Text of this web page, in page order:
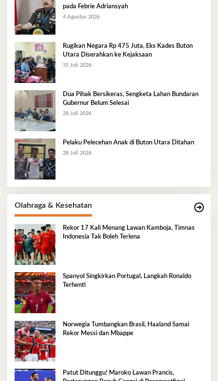
pada Febrie Adriansyah
4 Agustus 2026
Rugikan Negara Rp 475 Juta, Eks Kades Buton
Utara Diserahkan ke Kejaksaan
31 Juli 2026
Dua Pihak Bersikeras, Sengketa Lahan Bundaran
Gubernur Belum Selesai
28 Juli 2026
Pelaku Pelecehan Anak di Buton Utara Ditahan
28 Juli 2026
Olahraga & Kesehatan
Rekor 17 Kali Menang Lawan Kamboja, Timnas
Indonesia Tak Boleh Terlena
Spanyol Singkirkan Portugal, Langkah Ronaldo
Terhenti
Norwegia Tumbangkan Brasil, Haaland Samai
Rekor Messi dan Mbappe
Patut Ditunggu! Maroko Lawan Prancis,